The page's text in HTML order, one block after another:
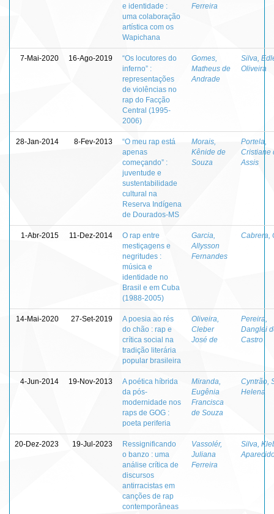
e identidade :
uma colaboração
artística com os
Wapichana
Ferreira
7-Mai-2020 16-Ago-2019
“Os locutores do
inferno” :
representações
de violências no
rap do Facção
Central (1995-
2006)
Gomes,
Matheus de
Andrade
Silva,
Oliveira
28-Jan-2014 8-Fev-2013
“O meu rap está
apenas
começando” :
juventude e
sustentabilidade
cultural na
Reserva Indígena
de Dourados-MS
Morais,
Kênide de
Souza
Portela,
Cristiane
Assis
1-Abr-2015 11-Dez-2014
O rap entre
mestiçagens e
negritudes :
música e
identidade no
Brasil e em Cuba
(1988-2005)
Garcia,
Allysson
Fernandes
Cabrera,
14-Mai-2020 27-Set-2019
A poesia ao rés
do chão : rap e
crítica social na
tradição literária
popular brasileira
Oliveira,
Cleber
José de
Pereira,
Danglei
Castro
4-Jun-2014 19-Nov-2013
A poética híbrida
da pós-
modernidade nos
raps de GOG :
poeta periferia
Miranda,
Eugênia
Francisca
de Souza
Cyntrão,
Helena
20-Dez-2023 19-Jul-2023
Ressignificando
o banzo : uma
análise crítica de
discursos
antirracistas em
canções de rap
contemporâneas
Vassolér,
Juliana
Ferreira
Silva,